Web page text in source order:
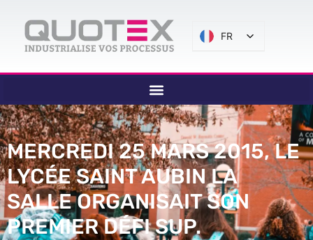
FR
MERCREDI 25 MARS 2015, LE
LYCÉE SAINT AUBIN LA
SALLE ORGANISAIT SON
PREMIER DÉFI SUP.